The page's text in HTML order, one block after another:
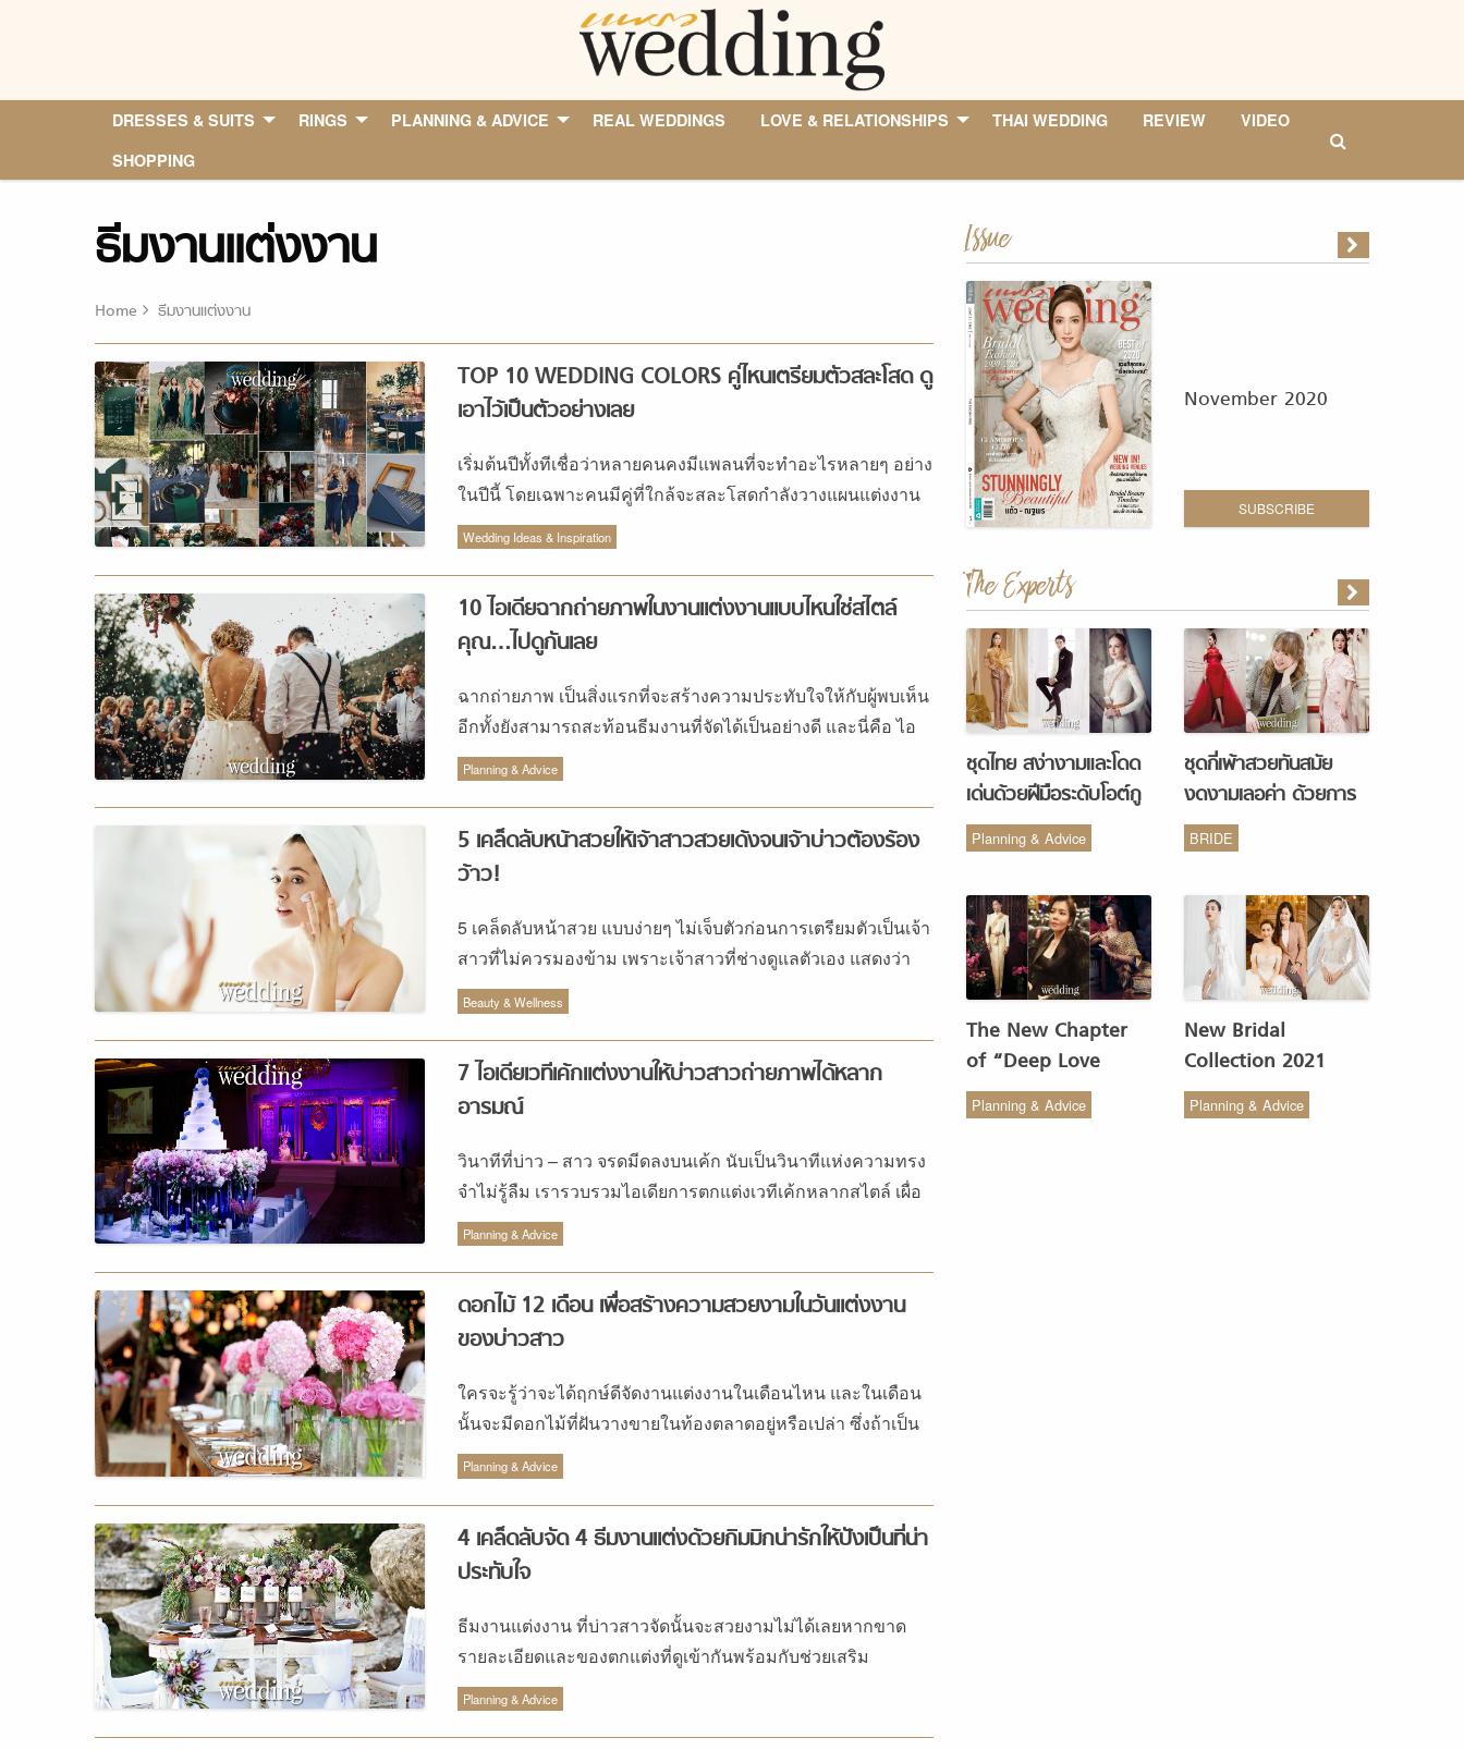
DRESSES & SUITS RINGS PLANNING & ADVICE REAL WEDDINGS LOVE & RELATIONSHIPS THAI WEDDING REVIEW
VIDEO
SHOPPING
ธีมงานแต่งงาน
Home ธีมงานแต่งงาน
TOP 10 WEDDING COLORS คู่ไหนเตรียมตัวสละโสด ดู
เอาไว้เป็นตัวอย่างเลย
เริ่มต้นปีทั้งทีเชื่อว่าหลายคนคงมีแพลนที่จะทำอะไรหลายๆ อย่าง
ในปีนี้ โดยเฉพาะคนมีคู่ที่ใกล้จะสละโสดกำลังวางแผนแต่งงาน
ก็คงเตรียมงานกันให้วุ่นเลยใช่ไหมล่ะ ว่าจะจัดงานยังไง แต่ง
ที่ไหน เชิญแขกกี่คน โน้นนี่นั่นปวดหัวไปหมด วันนี้เรามี TOP 10
เป็นตัวช่วย เป็นไอเดียในการจัดงานแต่ง การเลือกธีมสีหรือธีม
งานแต่งถือเป็นสิ่งสำคัญยังไง? ขอบอกว่ามันเป็นสิ่งที่ควรทำ
ง่ายขึ้น เช่น ถ้าคุณเลือกให้งานแต่งงานเป็นธีมสีฟ้า คุณก็จะมี
ทิศทางว่าจะออกแบบและตกแต่งงานให้ออกมายังไง รวมถึงการ
เลือกชุดแต่งงาน ชุดเพื่อนเจ้าสาว การ์ดแต่งงาน ฯลฯ แถมยังได้
คุณแล้ว ไปเลือกกันเลยว่างานแต่งของคุณจะออกมาในรูปแบบ
ไหน TOP 10 WEDDING COLORS คู่ไหนเตรียมตัวสละโสด ดู
4.สีชมพูกุหลาบ 5.สีคลาสสิกบลู 6.สีเบอร์รี่พิงก์ 7. สีเหลือง
มัสตาร์ด 8.สีโทน Moody Jewel Tone 9.สีส้มอิฐ 10.สีแดงเบอร์
Wedding Ideas & Inspiration
10 ไอเดียฉากถ่ายภาพในงานแต่งงานแบบไหนใช่สไตล์
คุณ…ไปดูกันเลย
ฉากถ่ายภาพ เป็นสิ่งแรกที่จะสร้างความประทับใจให้กับผู้พบเห็น
อีกทั้งยังสามารถสะท้อนธีมงานที่จัดได้เป็นอย่างดี และนี่คือ ไอ
เดียฉากถ่ายภาพ ที่เราอยากแนะนำ
Planning & Advice
5 เคล็ดลับหน้าสวยให้เจ้าสาวสวยเด้งจนเจ้าบ่าวต้องร้อง
ว้าว!
5 เคล็ดลับหน้าสวย แบบง่ายๆ ไม่เจ็บตัวก่อนการเตรียมตัวเป็นเจ้า
สาวที่ไม่ควรมองข้าม เพราะเจ้าสาวที่ช่างดูแลตัวเอง แสดงว่า
เธอนั้นสามารถดูแลคนข้างกายได้ดีด้วย
Beauty & Wellness
7 ไอเดียเวทีเค้กแต่งงานให้บ่าวสาวถ่ายภาพได้หลาก
อารมณ์
วินาทีที่บ่าว – สาว จรดมีดลงบนเค้ก นับเป็นวินาทีแห่งความทรง
จำไม่รู้ลืม เรารวบรวมไอเดียการตกแต่งเวทีเค้กหลากสไตล์ เผื่อ
คู่รักจะนำไปต่อยอดสร้างเวทีเค้กในฝัน
Planning & Advice
ดอกไม้ 12 เดือน เพื่อสร้างความสวยงามในวันแต่งงาน
ของบ่าวสาว
ใครจะรู้ว่าจะได้ฤกษ์ดีจัดงานแต่งงานในเดือนไหน และในเดือน
นั้นจะมีดอกไม้ที่ฝันวางขายในท้องตลาดอยู่หรือเปล่า ซึ่งถ้าเป็น
ดอกไม้นอกฤดูกาลก็เตรียมตัวไว้เลยว่าดอกไม้ที่ว่าจะแพงเว่อร์
ถ้าอย่างนั้นทำไมในวันแต่งงานไม่เลือกดอกไม้ตามฤดูกาลละคะ
Planning & Advice
4 เคล็ดลับจัด 4 ธีมงานแต่งด้วยกิมมิกน่ารักให้ปังเป็นที่น่า
ประทับใจ
ธีมงานแต่งงาน ที่บ่าวสาวจัดนั้นจะสวยงามไม่ได้เลยหากขาด
รายละเอียดและของตกแต่งที่ดูเข้ากันพร้อมกับช่วยเสริม
บรรยากาศงานแต่งให้ดูเข้าธีม
Planning & Advice
Issue
November 2020
SUBSCRIBE
The Experts
ชุดไทย สง่างามและโดด
เด่นด้วยฝีมือระดับโอต์กู
ตูร์ จากห้องเสื้อ Vanus
Couture
Planning & Advice
ชุดกี่เพ้าสวยทันสมัย
งดงามเลอค่า ด้วยการ
รังสรรค์จากห้องเสื้อ
Monique Wedding
BRIDE
The New Chapter
of “Deep Love
Wedding Studio” :
รังสรรค์ผ้าทอของไทยให้
Planning & Advice
New Bridal
Collection 2021
from COCO CHIC
สวย เรียบง่าย สไตล์มินิ
Planning & Advice